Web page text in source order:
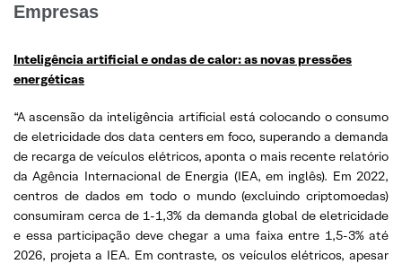
Empresas
Inteligência artificial e ondas de calor: as novas pressões
energéticas
“A ascensão da inteligência artificial está colocando o consumo
de eletricidade dos data centers em foco, superando a demanda
de recarga de veículos elétricos, aponta o mais recente relatório
da Agência Internacional de Energia (IEA, em inglês). Em 2022,
centros de dados em todo o mundo (excluindo criptomoedas)
consumiram cerca de 1-1,3% da demanda global de eletricidade
e essa participação deve chegar a uma faixa entre 1,5-3% até
2026, projeta a IEA. Em contraste, os veículos elétricos, apesar